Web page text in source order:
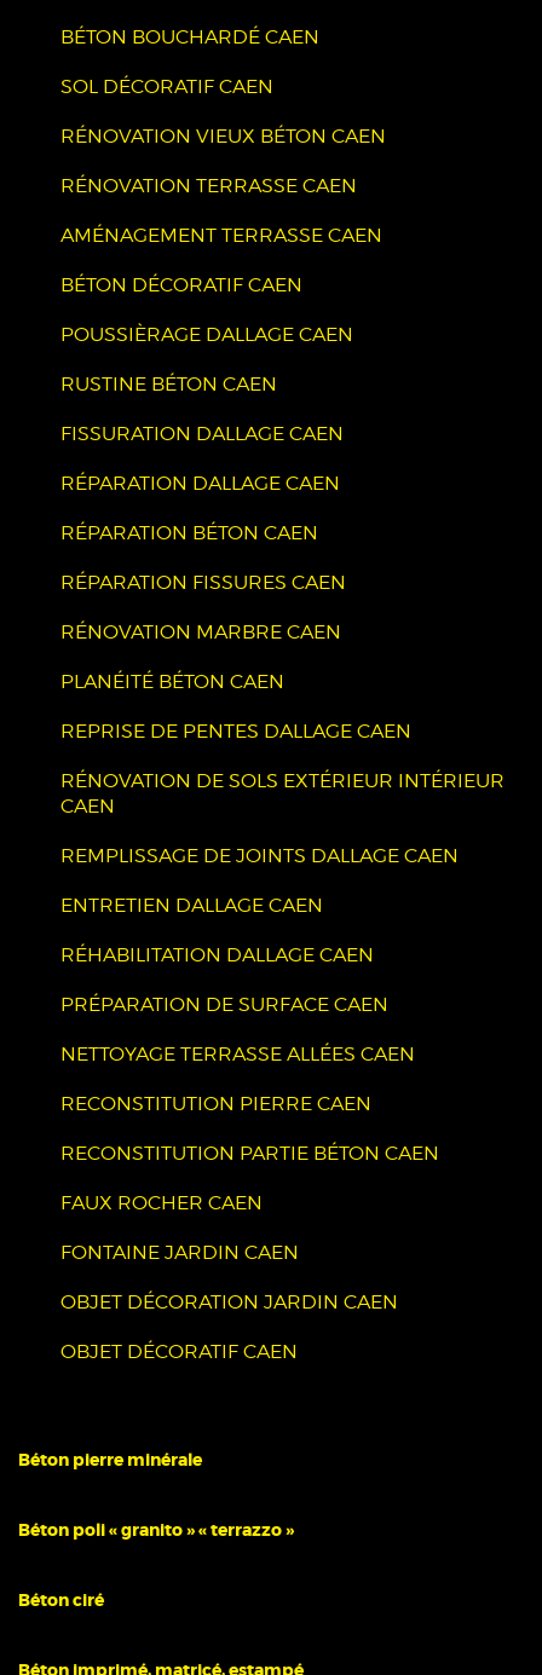
BÉTON BOUCHARDÉ CAEN
SOL DÉCORATIF CAEN
RÉNOVATION VIEUX BÉTON CAEN
RÉNOVATION TERRASSE CAEN
AMÉNAGEMENT TERRASSE CAEN
BÉTON DÉCORATIF CAEN
POUSSIÈRAGE DALLAGE CAEN
RUSTINE BÉTON CAEN
FISSURATION DALLAGE CAEN
RÉPARATION DALLAGE CAEN
RÉPARATION BÉTON CAEN
RÉPARATION FISSURES CAEN
RÉNOVATION MARBRE CAEN
PLANÉITÉ BÉTON CAEN
REPRISE DE PENTES DALLAGE CAEN
RÉNOVATION DE SOLS EXTÉRIEUR INTÉRIEUR
CAEN
REMPLISSAGE DE JOINTS DALLAGE CAEN
ENTRETIEN DALLAGE CAEN
RÉHABILITATION DALLAGE CAEN
PRÉPARATION DE SURFACE CAEN
NETTOYAGE TERRASSE ALLÉES CAEN
RECONSTITUTION PIERRE CAEN
RECONSTITUTION PARTIE BÉTON CAEN
FAUX ROCHER CAEN
FONTAINE JARDIN CAEN
OBJET DÉCORATION JARDIN CAEN
OBJET DÉCORATIF CAEN
Béton pierre minérale
Béton poli « granito » « terrazzo »
Béton ciré
Béton imprimé, matricé, estampé